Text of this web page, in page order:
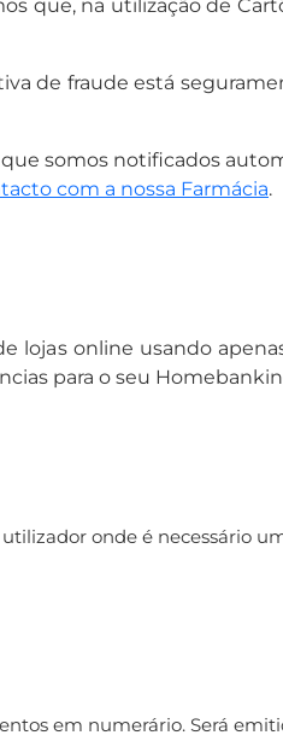
que, na utilização de
de fraude está
somos notificados
com a nossa Farmácia.
online usando
para o seu
onde é necessário
em numerário. Será